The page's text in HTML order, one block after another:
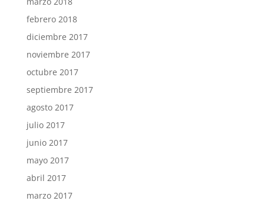
febrero 2018
diciembre 2017
noviembre 2017
octubre 2017
septiembre 2017
agosto 2017
julio 2017
junio 2017
mayo 2017
abril 2017
marzo 2017